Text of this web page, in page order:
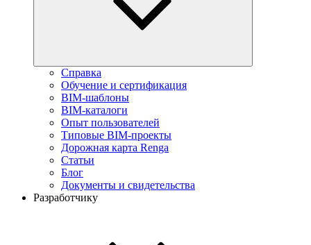
Справка
Обучение и сертификация
BIM-шаблоны
BIM-каталоги
Опыт пользователей
Типовые BIM-проекты
Дорожная карта Renga
Статьи
Блог
Документы и свидетельства
Разработчику